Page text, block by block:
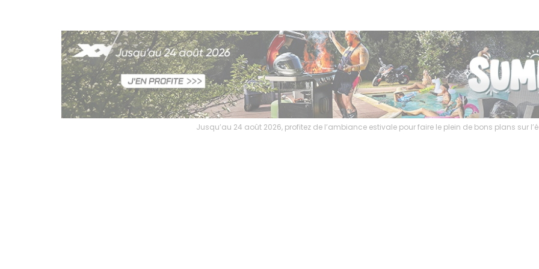
Jusqu’au 24 août 2026, profitez de l’ambiance estivale pour faire le plein de bons plans sur l’équipement